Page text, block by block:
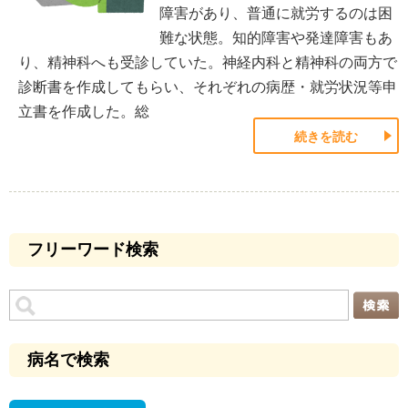
障害があり、普通に就労するのは困
難な状態。知的障害や発達障害もあ
り、精神科へも受診していた。神経内科と精神科の両方で
診断書を作成してもらい、それぞれの病歴・就労状況等申
立書を作成した。総
続きを読む
フリーワード検索
病名で検索